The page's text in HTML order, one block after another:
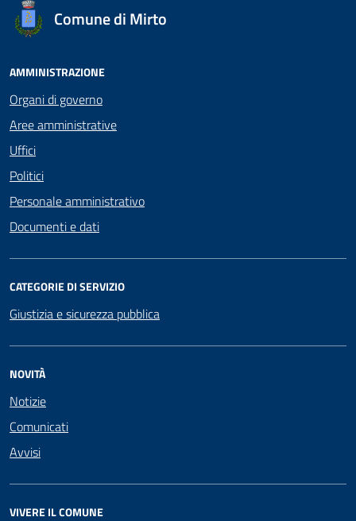
Comune di Mirto
AMMINISTRAZIONE
Organi di governo
Aree amministrative
Uffici
Politici
Personale amministrativo
Documenti e dati
CATEGORIE DI SERVIZIO
Giustizia e sicurezza pubblica
NOVITÀ
Notizie
Comunicati
Avvisi
VIVERE IL COMUNE